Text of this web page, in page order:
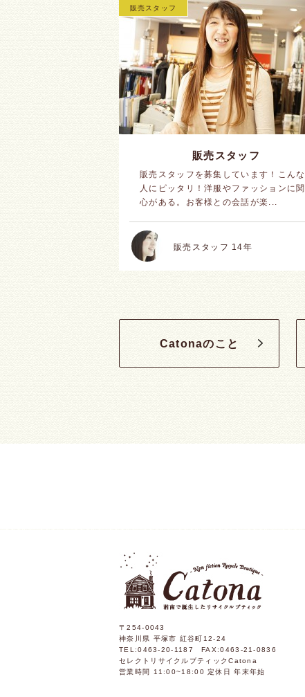
販売スタッフ
販売スタッフ
販売スタッフを募集しています！こんな
人にピッタリ！洋服やファッションに関
心がある。お客様との会話が楽...
販売スタッフ 14年
Catonaのこと
〒254-0043
神奈川県 平塚市 紅谷町12-24
TEL:0463-20-1187 FAX:0463-21-0836
セレクトリサイクルブティックCatona
営業時間 11:00~18:00 定休日 年末年始